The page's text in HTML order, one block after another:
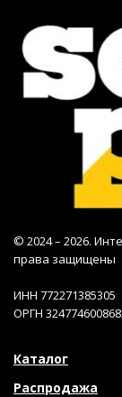
© 2024 – 2026.
права защищены
ИНН 772271385305
ОРГН
Каталог
Распродажа